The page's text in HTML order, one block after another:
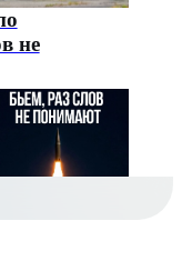
не